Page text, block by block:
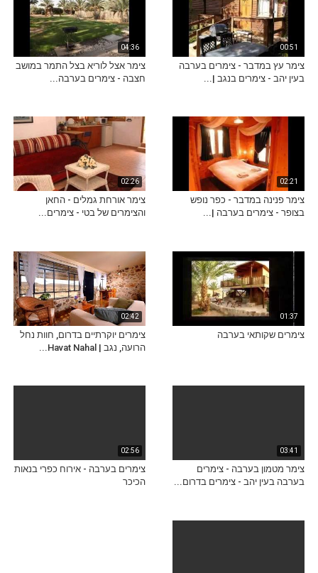
00:51
צימר עץ במדבר - צימרים בערבה
בעין יהב - צימרים בנגב |...
04:36
צימר אצל לוריא בצל התמר במושב
חצבה - צימרים בערבה...
02:21
צימר פנינה במדבר - כפר נופש
בצופר - צימרים בערבה |...
02:26
צימר אורחת גמלים - החאן
והצימרים של בטי - צימרים...
01:37
צימרים שקותאי בערבה
02:42
צימרים יוקרתיים בדרום, חוות נחל
הרועה, נגב | Havat Nahal...
03:41
צימר מטמון בערבה - צימרים
בערבה בעין יהב - צימרים בדרום...
02:56
צימרים בערבה - אירוח כפרי בנאות
הכיכר